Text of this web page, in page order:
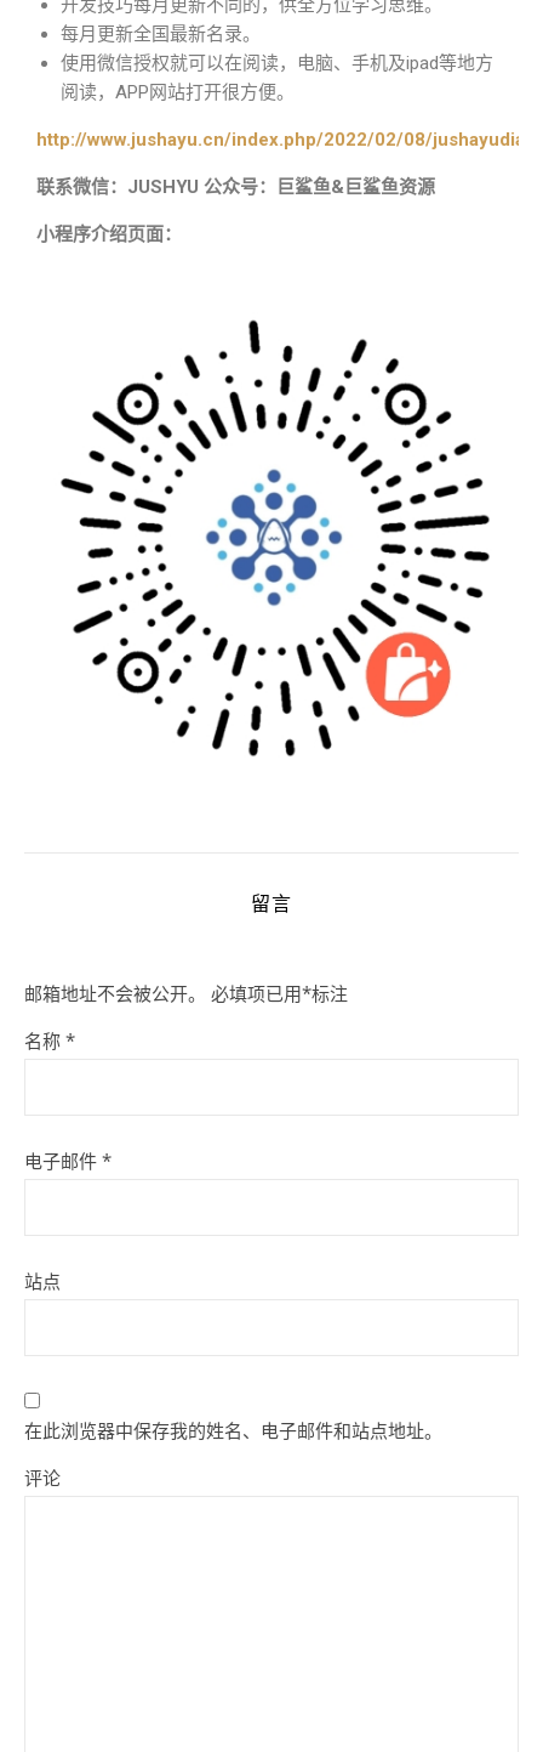
开发技巧每月更新不同的，供全方位学习思维。
每月更新全国最新名录。
使用微信授权就可以在阅读，电脑、手机及ipad等地方
阅读，APP网站打开很方便。
http://www.jushayu.cn/index.php/2022/02/08/
联系微信：JUSHYU 公众号：巨鲨鱼&巨鲨鱼资源
小程序介绍页面：
留言
邮箱地址不会被公开。 必填项已用*标注
名称 *
电子邮件 *
站点
在此浏览器中保存我的姓名、电子邮件和站点地址。
评论